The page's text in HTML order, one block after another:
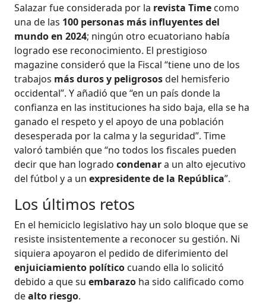
Salazar fue considerada por la revista Time como
una de las 100 personas más influyentes del
mundo en 2024; ningún otro ecuatoriano había
logrado ese reconocimiento. El prestigioso
magazine consideró que la Fiscal “tiene uno de los
trabajos más duros y peligrososdel hemisferio
occidental”. Y añadió que “en un país donde la
confianza en las instituciones ha sido baja, ella se ha
ganado el respeto y el apoyo de una población
desesperada por la calma y la seguridad”. Time
valoró también que “no todos los fiscales pueden
decir que han logradocondenara un alto ejecutivo
del fútbol y a unexpresidente de la República”.
Los últimos retos
En el hemiciclo legislativo hay un solo bloque que se
resiste insistentemente a reconocer su gestión. Ni
siquiera apoyaron el pedido de diferimiento del
enjuiciamiento político cuando ella lo solicitó
debido a que suembarazo ha sido calificado como
dealto riesgo.